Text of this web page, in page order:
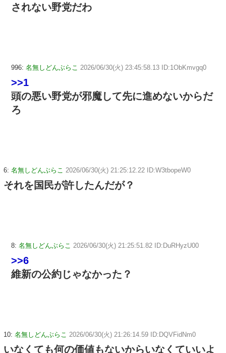
されない野党だわ
996: 名無しどんぶらこ 2026/06/30(火) 23:45:58.13 ID:1ObKmvgq0
>>1
頭の悪い野党が邪魔して先に進めないからだ
ろ
6: 名無しどんぶらこ 2026/06/30(火) 21:25:12.22 ID:W3tbopeW0
それを国民が許したんだが？
8: 名無しどんぶらこ 2026/06/30(火) 21:25:51.82 ID:DuRHyzU00
>>6
維新の公約じゃなかった？
10: 名無しどんぶらこ 2026/06/30(火) 21:26:14.59 ID:DQVFidNm0
いなくても何の価値もないからいなくていいよ